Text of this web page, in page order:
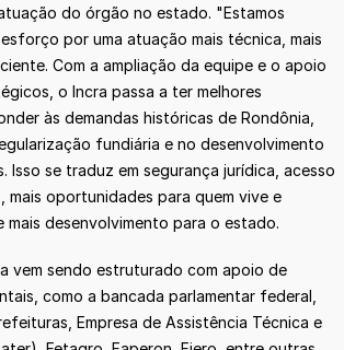
do órgão no estado. "Estamos
por uma atuação mais técnica, mais
Com a ampliação da equipe e o apoio
o Incra passa a ter melhores
às demandas históricas de Rondônia,
fundiária e no desenvolvimento
Isso se traduz em segurança jurídica, acesso
mais oportunidades para quem vive e
mais desenvolvimento para o estado.
vem sendo estruturado com apoio de
como a bancada parlamentar federal,
Empresa de Assistência Técnica e